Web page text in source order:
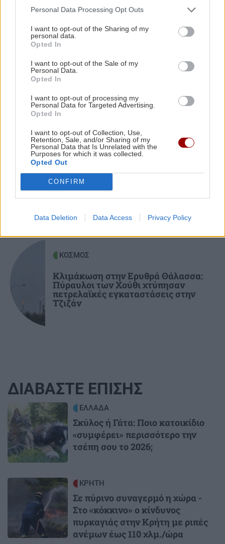
Personal Data Processing Opt Outs
I want to opt-out of the Sharing of my
personal data.
Opted In
I want to opt-out of the Sale of my
Personal Data.
Opted In
I want to opt-out of processing my
Personal Data for Targeted Advertising.
Opted In
I want to opt-out of Collection, Use,
Retention, Sale, and/or Sharing of my
Personal Data that Is Unrelated with the
Purposes for which it was collected.
Opted Out
CONFIRM
Data Deletion Data Access Privacy Policy
τη θάλασσα
GOSSIP - LIFESTYLE
Βλωτιδέλλης βάφτισαν τον μοναχογιό τους
12:47
ΕΛΛΑΔΑ
Έξοδος Αυγούστου: Κορυφώνεται η φυγή των
ΕΛΛΑΔΑ
Πάρος: Σφραγίστηκε το beach bar μετά τον
θάνατο του 4χρονου στην πισίνα – Στον
εισαγγελέα ο ιδιοκτήτης
GOSSIP - LIFESTYLE
Καλομοίρα: «Όταν κάνω δίαιτα, το
πρώτο πράγμα που κάνω...»
ΚΡΗΤΗ
Κρήτη: Συνελήφθη 32χρονος για πέντε
κλοπές από επιχειρήσεις – Βρέθηκαν
κλοπιμαία
ΚΟΣΜΟΣ
Κλιμάκωση στην Ερυθρά Θάλασσα:
Πύραυλοι των Χούθι χτύπησαν
πετρελαϊκές εγκαταστάσεις στην
Τζιζάν
ΔΙΑΒΑΣΤΕ ΕΠΙΣΗΣ
Image ΕΛΛΑΔΑ
Σκύλος ή Γάτα: Ποιο κατοικίδιο
«συμφέρει» περισσότερο την
τσέπη σου το 2026;
ΚΡΗΤΗ
Σε πύρινο συναγερμό η χώρα -
Στο «κόκκινο» ο κίνδυνος
πυρκαγιάς στην Κρήτη με ριπές
ανέμων έως 110 χλμ./ώρα